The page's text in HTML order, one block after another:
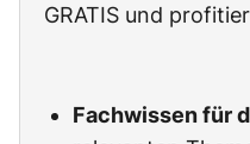
GRATIS und
Fachwissen für